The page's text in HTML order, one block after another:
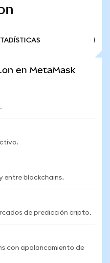
en MetaMask
entre blockchains.
de predicción cripto.
con apalancamiento de